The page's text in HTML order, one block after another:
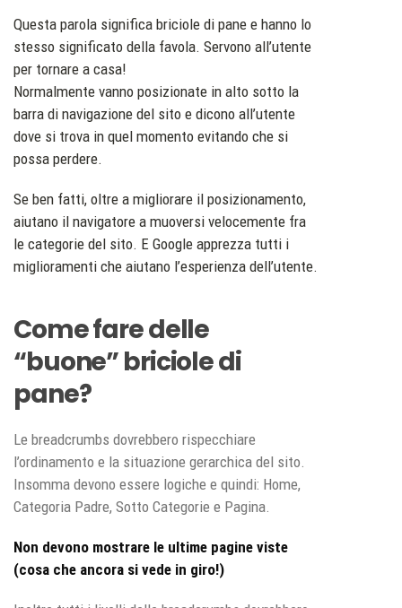
Questa parola significa briciole di pane e hanno lo
stesso significato della favola. Servono all’utente
per tornare a casa!
Normalmente vanno posizionate in alto sotto la
barra di navigazione del sito e dicono all’utente
dove si trova in quel momento evitando che si
possa perdere.
Se ben fatti, oltre a migliorare il posizionamento,
aiutano il navigatore a muoversi velocemente fra
le categorie del sito. E Google apprezza tutti i
miglioramenti che aiutano l’esperienza dell’utente.
Come fare delle
“buone” briciole di
pane?
Le breadcrumbs dovrebbero rispecchiare
l’ordinamento e la situazione gerarchica del sito.
Insomma devono essere logiche e quindi: Home,
Categoria Padre, Sotto Categorie e Pagina.
Non devono mostrare le ultime pagine viste
(cosa che ancora si vede in giro!)